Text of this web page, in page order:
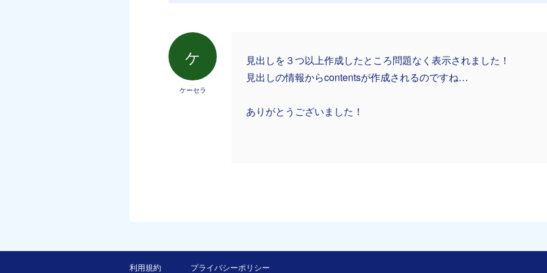
ケ
ケーセラ
見出しを３つ以上作成したところ問題なく表示されました！
見出しの情報からcontentsが作成されるのですね…
ありがとうございました！
利用規約 プライバシーポリシー